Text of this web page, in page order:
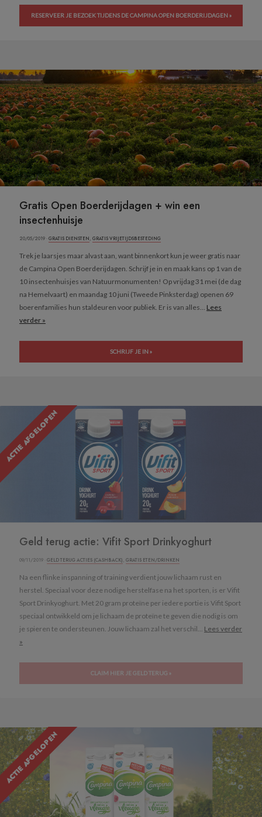
RESERVEER JE BEZOEK TIJDENS DE CAMPINA OPEN BOERDERIJDAGEN »
Gratis Open Boerderijdagen + win een
insectenhuisje
20/05/2019 ·GRATIS DIENSTEN, GRATIS VRIJETIJDSBESTEDING
Trek je laarsjes maar alvast aan, want binnenkort kun je weer gratis naar
de Campina Open Boerderijdagen. Schrijf je in en maak kans op 1 van de
10 insectenhuisjes van Natuurmonumenten! Op vrijdag 31 mei (de dag
na Hemelvaart) en maandag 10 juni (Tweede Pinksterdag) openen 69
boerenfamilies hun staldeuren voor publiek. Er is van alles... Lees
verder »
SCHRIJF JE IN »
ACTIE AFGELOPEN
Geld terug actie: Vifit Sport Drinkyoghurt
09/11/2019 · GELD TERUG ACTIES (CASHBACK), GRATIS ETEN/DRINKEN
Na een flinke inspanning of training verdient jouw lichaam rust en
herstel. Speciaal voor deze nodige herstelfase na het sporten, is er Vifit
Sport Drinkyoghurt. Met 20 gram proteïne per iedere portie is Vifit Sport
speciaal ontwikkeld om je lichaam de proteïne te geven die nodig is om
je spieren te ondersteunen. Jouw lichaam zal het verschil... Lees verder
»
CLAIM HIER JE GELD TERUG »
ACTIE AFGELOPEN